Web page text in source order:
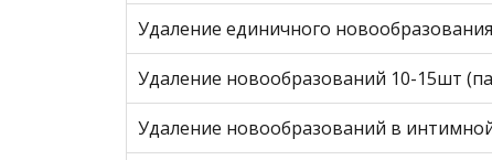
Удаление единичного
Удаление новообразований 10-15шт
Удаление новообразований в